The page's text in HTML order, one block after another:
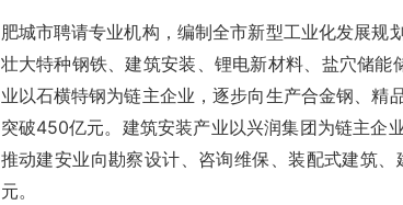
肥城市聘请专业机构，编制全市新型工业化发展规
壮大特种钢铁、建筑安装、锂电新材料、盐穴储能
业以石横特钢为链主企业，逐步向生产合金钢、精
突破450亿元。建筑安装产业以兴润集团为链主企
推动建安业向勘察设计、咨询维保、装配式建筑
元。